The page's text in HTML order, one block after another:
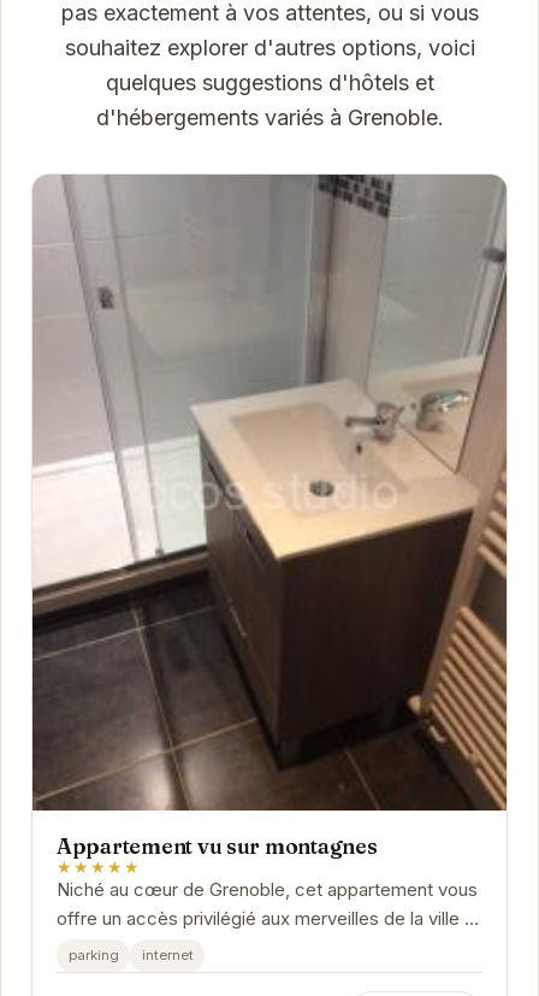
pas exactement à vos attentes, ou si vous
souhaitez explorer d'autres options, voici
quelques suggestions d'hôtels et
d'hébergements variés à Grenoble.
Appartement vu sur montagnes
★★★★★
Niché au cœur de Grenoble, cet appartement vous
offre un accès privilégié aux merveilles de la ville et
de ses environs.
parking internet